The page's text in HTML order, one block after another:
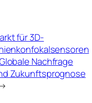
für 3D-
Nachfrage
Zukunftsprognose